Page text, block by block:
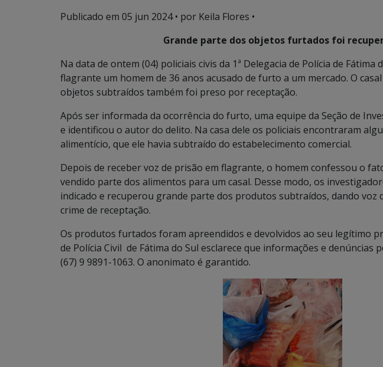
Publicado em 05 jun 2024• por Keila Flores •
Grande parte dos objetos furtados foi
Na data de ontem (04) policiais civis da 1ª Delegacia de Polícia de Fátima
flagrante um homem de 36 anos acusado de furto a um mercado. O
objetos subtraídos também foi preso por receptação.
Após ser informada da ocorrência do furto, uma equipe da Seção de
e identificou o autor do delito. Na casa dele os policiais encontraram
alimentício, que ele havia subtraído do estabelecimento comercial.
Depois de receber voz de prisão em flagrante, o homem confessou o
vendido parte dos alimentos para um casal. Desse modo, os
indicado e recuperou grande parte dos produtos subtraídos, dando voz
crime de receptação.
Os produtos furtados foram apreendidos e devolvidos ao seu legítimo
de Polícia Civil de Fátima do Sul esclarece que informações e denúncias
(67) 9 9891-1063. O anonimato é garantido.